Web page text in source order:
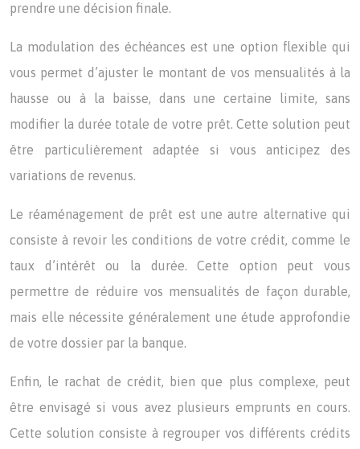
prendre une décision finale.
La modulation des échéances est une option flexible qui
vous permet d’ajuster le montant de vos mensualités à la
hausse ou à la baisse, dans une certaine limite, sans
modifier la durée totale de votre prêt. Cette solution peut
être particulièrement adaptée si vous anticipez des
variations de revenus.
Le réaménagement de prêt est une autre alternative qui
consiste à revoir les conditions de votre crédit, comme le
taux d’intérêt ou la durée. Cette option peut vous
permettre de réduire vos mensualités de façon durable,
mais elle nécessite généralement une étude approfondie
de votre dossier par la banque.
Enfin, le rachat de crédit, bien que plus complexe, peut
être envisagé si vous avez plusieurs emprunts en cours.
Cette solution consiste à regrouper vos différents crédits